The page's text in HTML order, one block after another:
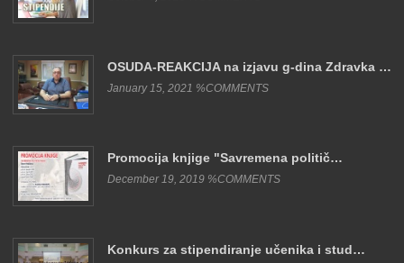
OSUDA-REAKCIJA na izjavu g-dina Zdravka …
January 15, 2021 %COMMENTS
Promocija knjige "Savremena politič…
December 19, 2019 %COMMENTS
Konkurs za stipendiranje učenika i stud…